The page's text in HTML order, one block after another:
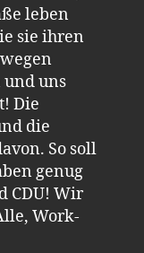
leben
sie ihren
uns
Die
die
So soll
genug
CDU! Wir
Work-